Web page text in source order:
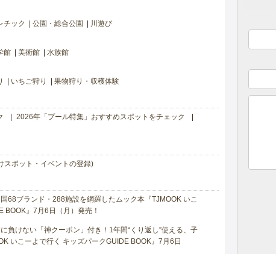
チック 公園・総合公園 川遊び
館 美術館 水族館
いちご狩り 果物狩り・収穫体験
2026年「プール特集」おすすめスポットをチェック
スポット・イベントの登録)
68ブランド・288施設を網羅したムック本『TJMOOK いこ
BOOK』7月6日（月）発売！
負けない「神クーポン」付き！1年間“くり返し”使える、子
いこーよで行く キッズパークGUIDE BOOK』7月6日